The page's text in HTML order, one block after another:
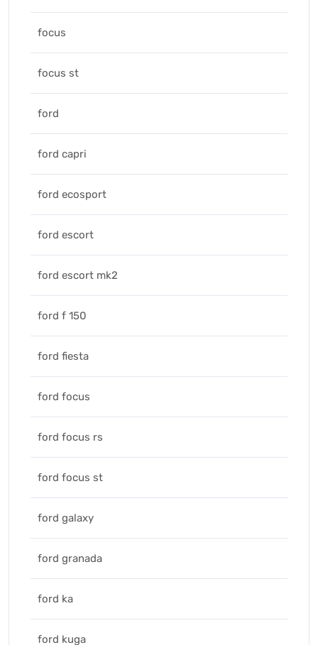
focus
focus st
ford
ford capri
ford ecosport
ford escort
ford escort mk2
ford f 150
ford fiesta
ford focus
ford focus rs
ford focus st
ford galaxy
ford granada
ford ka
ford kuga